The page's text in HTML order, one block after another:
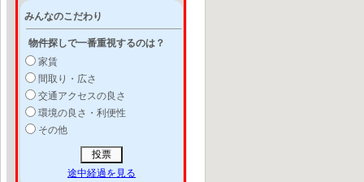
みんなのこだわり
物件探しで一番重視するのは？
家賃
間取り・広さ
交通アクセスの良さ
環境の良さ・利便性
その他
途中経過を見る